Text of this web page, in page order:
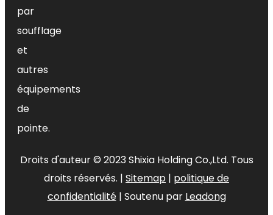
par
soufflage
et
autres
équipements
de
pointe.
Droits d'auteur © 2023Shixia Holding Co.,Ltd. Tous
droits réservés. | Sitemap | politique de
confidentialité| Soutenu par Leadong